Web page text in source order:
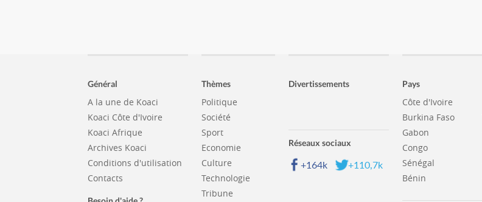
Général
A la une de Koaci
Koaci Côte d'Ivoire
Koaci Afrique
Archives Koaci
Conditions d'utilisation
Contacts
Thèmes
Politique
Société
Sport
Economie
Culture
Technologie
Tribune
Divertissements
Réseaux sociaux
+164k +110,7k
Pays
Côte d'Ivoire
Burkina Faso
Gabon
Congo
Sénégal
Bénin